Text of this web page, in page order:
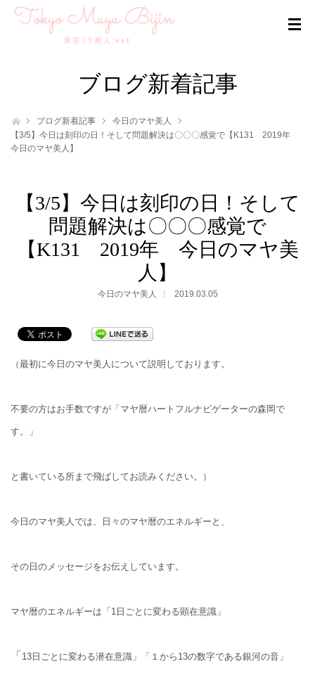
ブログ新着記事
ホームブログ新着記事
今日のマヤ美人
【3/5】今日は刻印の日！そして問題解決は〇〇〇感覚で【K131 2019年
今日のマヤ美人】
【3/5】今日は刻印の日！そして
問題解決は〇〇〇感覚で
【K131 2019年 今日のマヤ美
人】
今日のマヤ美人 2019.03.05
（最初に今日のマヤ美人について説明しております。
不要の方はお手数ですが「マヤ暦ハートフルナビゲーターの森岡で
す。」
と書いている所まで飛ばしてお読みください。）
今日のマヤ美人では、日々のマヤ暦のエネルギーと、
その日のメッセージをお伝えしています。
マヤ暦のエネルギーは「1日ごとに変わる顕在意識」
「 13日ごとに変わる潜在意識」「１から13の数字である銀河の音」